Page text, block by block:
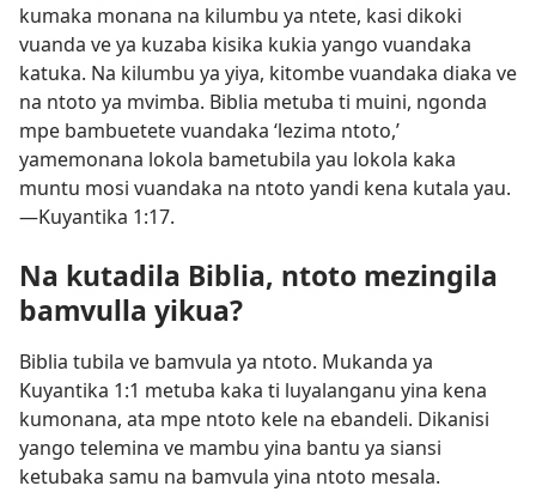
kumaka monana na kilumbu ya ntete, kasi dikoki
vuanda ve ya kuzaba kisika kukia yango vuandaka
katuka. Na kilumbu ya yiya, kitombe vuandaka diaka ve
na ntoto ya mvimba. Biblia metuba ti muini, ngonda
mpe bambuetete vuandaka ‘lezima ntoto,’
yamemonana lokola bametubila yau lokola kaka
muntu mosi vuandaka na ntoto yandi kena kutala yau.​
—Kuyantika 1:17.
Na kutadila Biblia, ntoto mezingila
bamvulla yikua?
Biblia tubila ve bamvula ya ntoto. Mukanda ya
Kuyantika 1:1 metuba kaka ti luyalanganu yina kena
kumonana, ata mpe ntoto kele na ebandeli. Dikanisi
yango telemina ve mambu yina bantu ya siansi
ketubaka samu na bamvula yina ntoto mesala.